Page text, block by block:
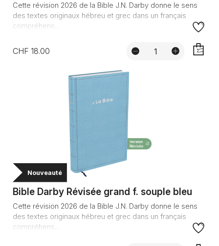
Cette révision 2026 de la Bible J.N. Darby donne le sens
des textes originaux hébreu et grec dans un français
compréhens...
CHF 18.00
Nouveauté
Bible Darby Révisée grand f. souple bleu
Cette révision 2026 de la Bible J.N. Darby donne le sens
des textes originaux hébreu et grec dans un français
compréhens...